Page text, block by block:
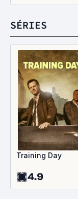
SÉRIES
Training Day
4.9